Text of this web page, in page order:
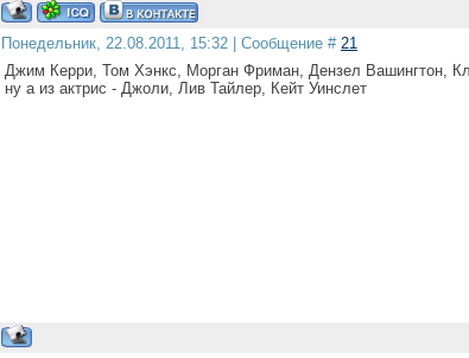
Понедельник, 22.08.2011, 15:32 | Сообщение # 21
Джим Керри, Том Хэнкс, Морган Фриман, Дензел Вашингтон,
ну а из актрис - Джоли, Лив Тайлер, Кейт Уинслет